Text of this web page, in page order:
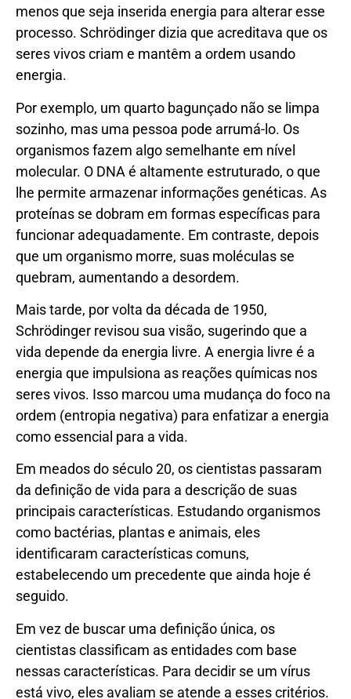
menos que seja inserida energia para alterar esse
processo. Schrödinger dizia que acreditava que os
seres vivos criam e mantêm a ordem usando
energia.
Por exemplo, um quarto bagunçado não se limpa
sozinho, mas uma pessoa pode arrumá-lo. Os
organismos fazem algo semelhante em nível
molecular. O DNA é altamente estruturado, o que
lhe permite armazenar informações genéticas. As
proteínas se dobram em formas específicas para
funcionar adequadamente. Em contraste, depois
que um organismo morre, suas moléculas se
quebram, aumentando a desordem.
Mais tarde, por volta da década de 1950,
Schrödinger revisou sua visão, sugerindo que a
vida depende da energia livre. A energia livre é a
energia que impulsiona as reações químicas nos
seres vivos. Isso marcou uma mudança do foco na
ordem (entropia negativa) para enfatizar a energia
como essencial para a vida.
Em meados do século 20, os cientistas passaram
da definição de vida para a descrição de suas
principais características. Estudando organismos
como bactérias, plantas e animais, eles
identificaram características comuns,
estabelecendo um precedente que ainda hoje é
seguido.
Em vez de buscar uma definição única, os
cientistas classificam as entidades com base
nessas características. Para decidir se um vírus
está vivo, eles avaliam se atende a esses critérios.